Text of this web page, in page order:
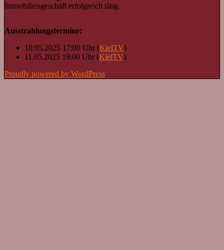
Immobiliengeschäft erfolgreich tätig.
Ausstrahlungstermine:
10.05.2025 17:00 Uhr (KielTV)
11.05.2025 19:00 Uhr (KielTV)
Proudly powered by WordPress